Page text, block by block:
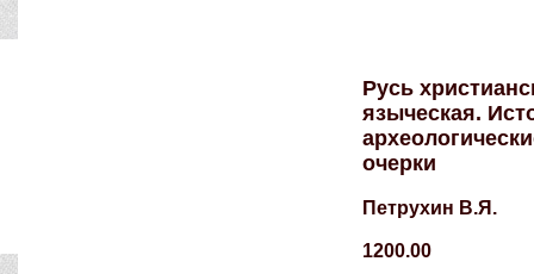
Русь
языческая.
очерки
Петрухин В.Я.
1200.00